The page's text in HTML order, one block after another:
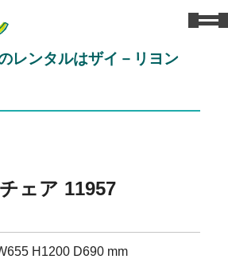
レンタルはザイ－リヨン
ェア 11957
H1200 D690 mm